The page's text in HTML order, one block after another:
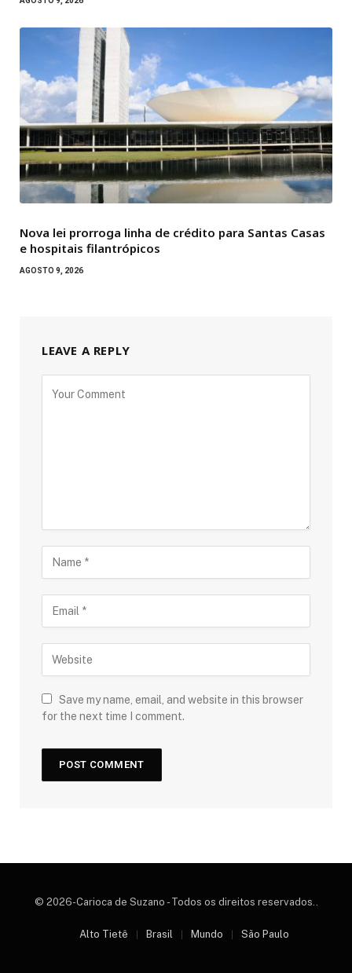
Nova lei prorroga linha de crédito para Santas Casas
e hospitais filantrópicos
AGOSTO 9, 2026
LEAVE A REPLY
Save my name, email, and website in this browser
for the next time I comment.
© 2026-Carioca de Suzano - Todos os direitos reservados..
Alto Tietê Brasil Mundo São Paulo